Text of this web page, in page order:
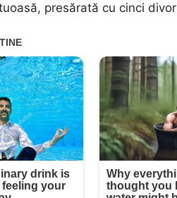
presărată cu cinci